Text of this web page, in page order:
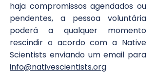
haja compromissos agendados ou
pendentes, a pessoa voluntária
poderá a qualquer momento
rescindir o acordo com a Native
Scientists enviando um email para
info@nativescientists.org